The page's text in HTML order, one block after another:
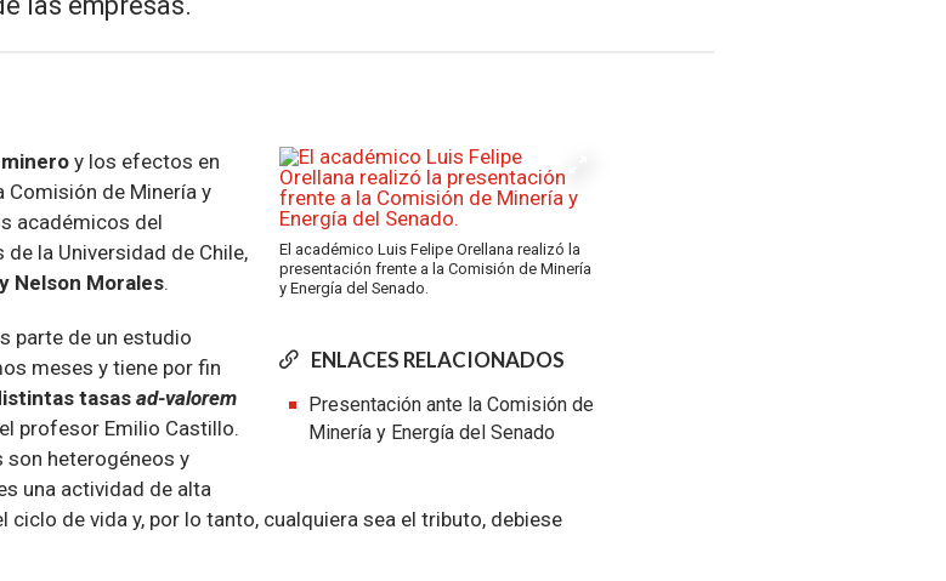
El académico Luis Felipe Orellana realizó la
presentación frente a la Comisión de Minería
y Energía del Senado.
ENLACES RELACIONADOS
Presentación ante la Comisión de
Minería y Energía del Senado
y los efectos en
Comisión de Minería y
académicos del
la Universidad de Chile,
Nelson Morales.
parte de un estudio
meses y tiene por fin
tasasad-valorem
profesor Emilio Castillo.
son heterogéneos y
una actividad de alta
de vida y, por lo tanto, cualquiera sea el tributo, debiese